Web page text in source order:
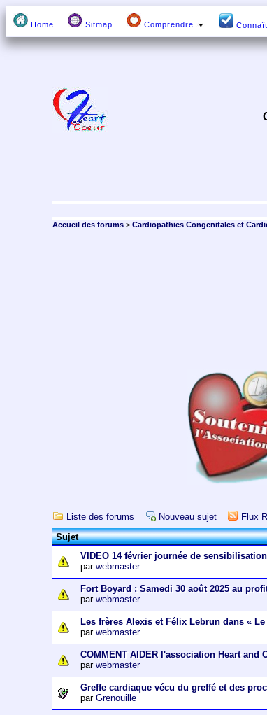
Home Sitmap Comprendre
Accueil des forums >Cardiopathies Congenitales et
Liste des forums Nouveau sujet
Flux
Sujet
VIDEO 14 février journée de
parwebmaster
Fort Boyard : Samedi 30 août 2025 au
parwebmaster
Les frères Alexis et Félix Lebrun dans «
parwebmaster
COMMENT AIDER l'association Heart and
parwebmaster
Greffe cardiaque vécu du greffé et des
parGrenouille